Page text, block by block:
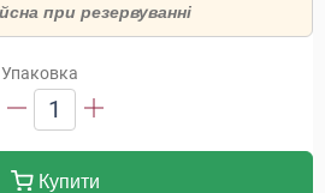
при резервуванні
Упаковка
1
Купити